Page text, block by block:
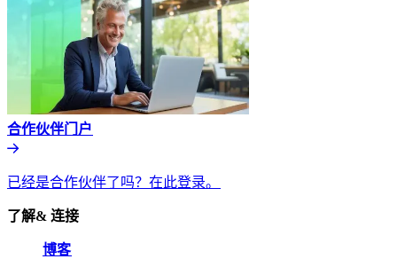
合作伙伴门户​​
已经是合作伙伴了吗？在此登录。​​
了解& 连接​​
博客​​